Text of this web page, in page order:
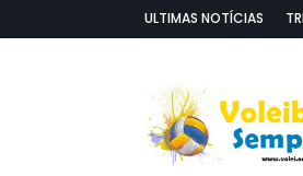
ULTIMAS NOTÍCIAS